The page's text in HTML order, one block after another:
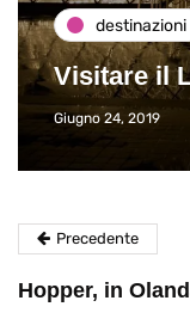
destinazioni
Visitare il
Giugno 24, 2019
Precedente
Hopper, in